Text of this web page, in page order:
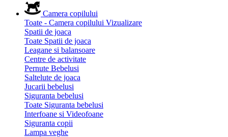
Camera copilului
Toate - Camera copilului Vizualizare
Spatii de joaca
Toate Spatii de joaca
Leagane si balansoare
Centre de activitate
Pernute Bebelusi
Saltelute de joaca
Jucarii bebelusi
Siguranta bebelusi
Toate Siguranta bebelusi
Interfoane si Videofoane
Siguranta copii
Lampa veghe